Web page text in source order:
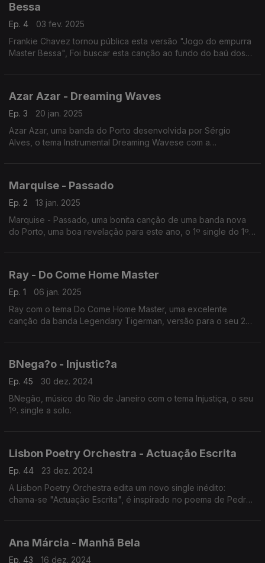
Bessa
Ep. 4
03 fev. 2025
Frankie Chavez tornou pública esta versão "Jogo do empurra
Master Bessa", Foi buscar esta canção ao fundo do baú dos
Azar Azar - Dreaming Waves
Ep. 3
20 jan. 2025
Azar Azar, uma banda do Porto desenvolvida por Sérgio
Alves, o tema Instrumental Dreaming Wavese com a
Marquise - Passado
Ep. 2
13 jan. 2025
Marquise - Passado, uma bonita canção de uma banda nova
do Porto, uma boa revelação para este ano, o 1º single do 1º
Ray - Do Come Home Master
Ep. 1
06 jan. 2025
Ray com o tema Do Come Home Master, uma excelente
canção da banda Legendary Tigerman, versão para o seu 2º.
BNega?o - Injustic?a
Ep. 45
30 dez. 2024
BNegão, músico do Rio de Janeiro com o tema Injustiça, o seu
1º. single a solo.
Lisbon Poetry Orchestra - Actuação Escrita
Ep. 44
23 dez. 2024
A Lisbon Poetry Orchestra edita um novo single inédito:
chama-se "Actuação Escrita", é inspirado no poema de Pedro
Ana Márcia - Manhã Bela
Ep. 43
16 dez. 2024